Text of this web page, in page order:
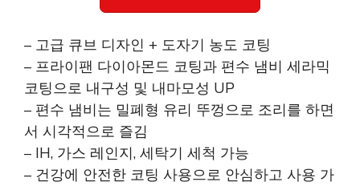
– 고급 큐브 디자인 + 도자기 농도 코팅
– 프라이팬 다이아몬드 코팅과 편수 냄비 세라믹
코팅으로 내구성 및 내마모성 UP
– 편수 냄비는 밀폐형 유리 뚜껑으로 조리를 하면
서 시각적으로 즐김
– IH, 가스 레인지, 세탁기 세척 가능
– 건강에 안전한 코팅 사용으로 안심하고 사용 가